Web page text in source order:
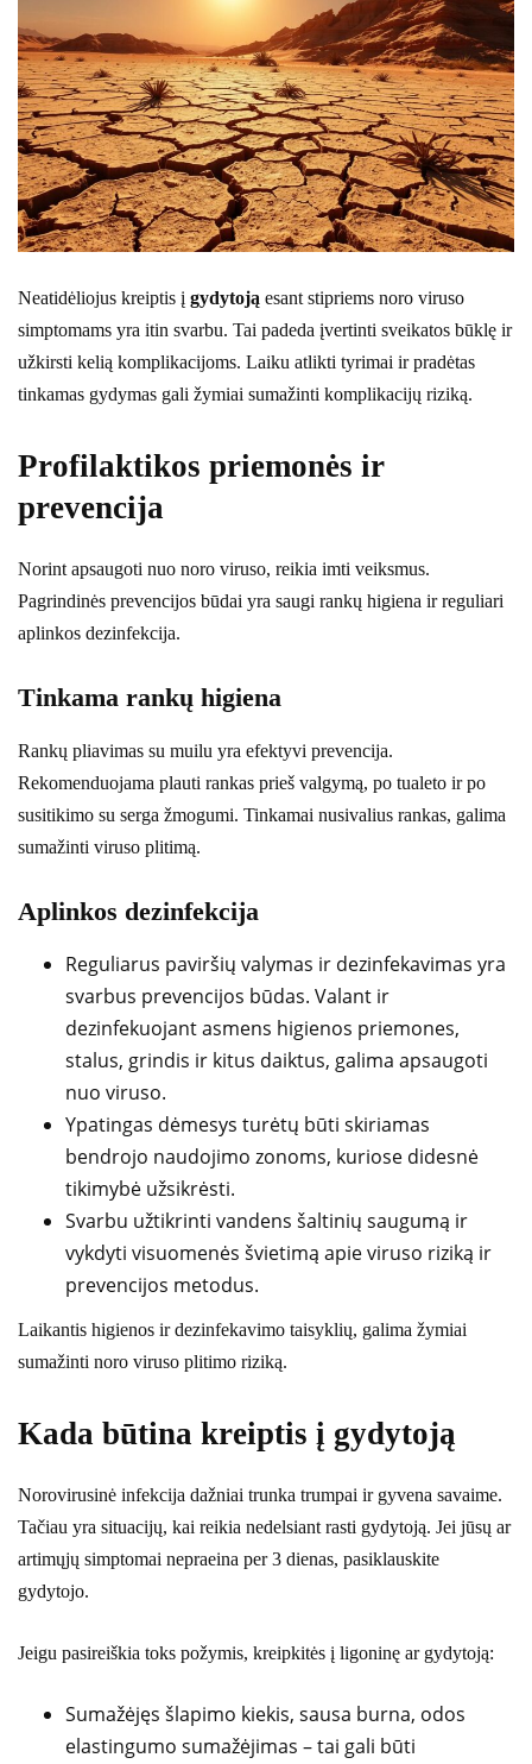
Neatidėliojus kreiptis į gydytoją esant stipriems noro viruso
simptomams yra itin svarbu. Tai padeda įvertinti sveikatos būklę ir
užkirsti kelią komplikacijoms. Laiku atlikti tyrimai ir pradėtas
tinkamas gydymas gali žymiai sumažinti komplikacijų riziką.
Profilaktikos priemonės ir
prevencija
Norint apsaugoti nuo noro viruso, reikia imti veiksmus.
Pagrindinės prevencijos būdai yra saugi rankų higiena ir reguliari
aplinkos dezinfekcija.
Tinkama rankų higiena
Rankų pliavimas su muilu yra efektyvi prevencija.
Rekomenduojama plauti rankas prieš valgymą, po tualeto ir po
susitikimo su serga žmogumi. Tinkamai nusivalius rankas, galima
sumažinti viruso plitimą.
Aplinkos dezinfekcija
Reguliarus paviršių valymas ir dezinfekavimas yra
svarbus prevencijos būdas. Valant ir
dezinfekuojant asmens higienos priemones,
stalus, grindis ir kitus daiktus, galima apsaugoti
nuo viruso.
Ypatingas dėmesys turėtų būti skiriamas
bendrojo naudojimo zonoms, kuriose didesnė
tikimybė užsikrėsti.
Svarbu užtikrinti vandens šaltinių saugumą ir
vykdyti visuomenės švietimą apie viruso riziką ir
prevencijos metodus.
Laikantis higienos ir dezinfekavimo taisyklių, galima žymiai
sumažinti noro viruso plitimo riziką.
Kada būtina kreiptis į gydytoją
Norovirusinė infekcija dažniai trunka trumpai ir gyvena savaime.
Tačiau yra situacijų, kai reikia nedelsiant rasti gydytoją. Jei jūsų ar
artimųjų simptomai nepraeina per 3 dienas, pasiklauskite
gydytojo.
Jeigu pasireiškia toks požymis, kreipkitės į ligoninę ar gydytoją:
Sumažėjęs šlapimo kiekis, sausa burna, odos
elastingumo sumažėjimas – tai gali būti